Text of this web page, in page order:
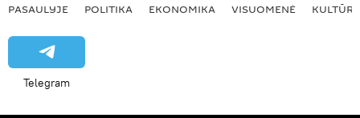
PASAULYJE POLITIKA EKONOMIKA VISUOMENĖ KULTŪRA
Telegram